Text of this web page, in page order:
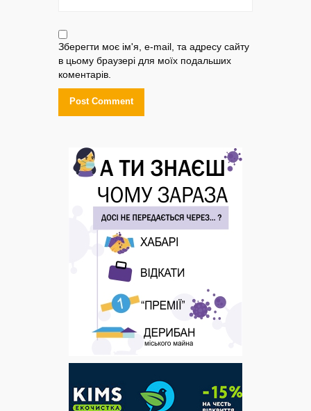
Зберегти моє ім'я, e-mail, та адресу сайту
в цьому браузері для моїх подальших
коментарів.